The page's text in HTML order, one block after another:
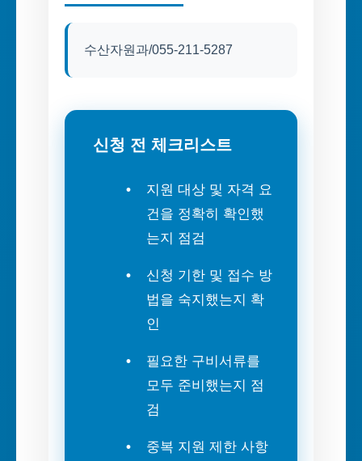
수산자원과/055-211-5287
신청 전 체크리스트
지원 대상 및 자격 요
건을 정확히 확인했
는지 점검
신청 기한 및 접수 방
법을 숙지했는지 확
인
필요한 구비서류를
모두 준비했는지 점
검
중복 지원 제한 사항